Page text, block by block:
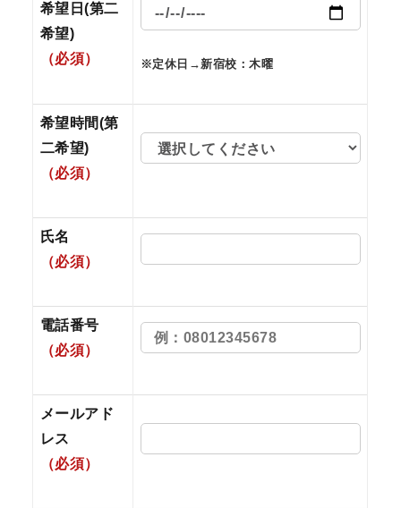
希望日(第二
希望)
（必須）
※定休日→新宿校：木曜
希望時間(第
二希望)
（必須）
氏名
（必須）
電話番号
（必須）
メールアド
レス
（必須）